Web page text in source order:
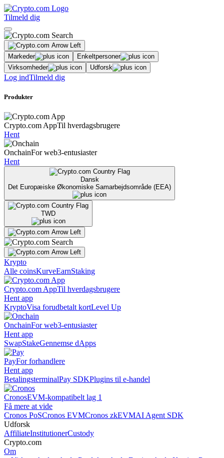
Tilmeld dig
Markeder
Enkeltpersoner
Virksomheder
Udforsk
Log indTilmeld dig
Produkter
Crypto.com AppTil hverdagsbrugere
Hent
OnchainFor web3-entusiaster
Hent
Dansk
Det Europæiske Økonomiske Samarbejdsområde (EEA)
TWD
Krypto
Alle coinsKurveEarnStaking
Crypto.com AppTil hverdagsbrugere
Hent app
KryptoVisa forudbetalt kortLevel Up
OnchainFor web3-entusiaster
Hent app
SwapStakeGennemse dApps
PayFor forhandlere
Hent app
BetalingsterminalPay SDKPlugins til e-handel
CronosEVM-kompatibelt lag 1
Få mere at vide
Cronos PoSCronos EVMCronos zkEVMAI Agent SDK
Udforsk
AffiliateInstitutionerCustody
Crypto.com
Om